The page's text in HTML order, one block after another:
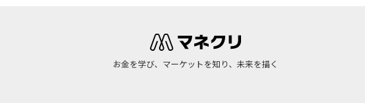
お金を学び、マーケットを知り、未来を描く